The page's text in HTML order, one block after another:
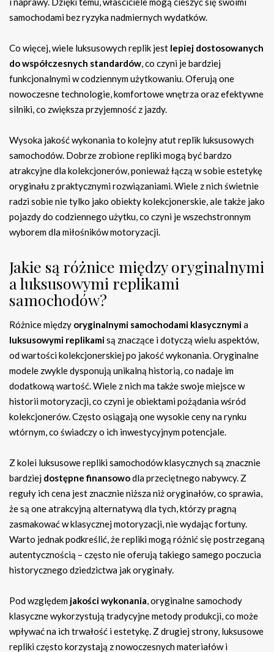
samochodami bez ryzyka nadmiernych wydatków.
Co więcej, wiele luksusowych replik jest lepiej dostosowanych
do współczesnych standardów, co czyni je bardziej
funkcjonalnymi w codziennym użytkowaniu. Oferują one
nowoczesne technologie, komfortowe wnętrza oraz efektywne
silniki, co zwiększa przyjemność z jazdy.
Wysoka jakość wykonania to kolejny atut replik luksusowych
samochodów. Dobrze zrobione repliki mogą być bardzo
atrakcyjne dla kolekcjonerów, ponieważ łączą w sobie estetykę
oryginału z praktycznymi rozwiązaniami. Wiele z nich świetnie
radzi sobie nie tylko jako obiekty kolekcjonerskie, ale także jako
pojazdy do codziennego użytku, co czyni je wszechstronnym
wyborem dla miłośników motoryzacji.
Jakie są różnice między oryginalnymi
a luksusowymi replikami
samochodów?
Różnice między oryginalnymi samochodami klasycznymia
luksusowymi replikamisą znaczące i dotyczą wielu aspektów,
od wartości kolekcjonerskiej po jakość wykonania. Oryginalne
modele zwykle dysponują unikalną historią, co nadaje im
dodatkową wartość. Wiele z nich ma także swoje miejsce w
historii motoryzacji, co czyni je obiektami pożądania wśród
kolekcjonerów. Często osiągają one wysokie ceny na rynku
wtórnym, co świadczy o ich inwestycyjnym potencjale.
Z kolei luksusowe repliki samochodów klasycznych są znacznie
bardziej dostępne finansowodla przeciętnego nabywcy. Z
reguły ich cena jest znacznie niższa niż oryginałów, co sprawia,
że są one atrakcyjną alternatywą dla tych, którzy pragną
zasmakować w klasycznej motoryzacji, nie wydając fortuny.
Warto jednak podkreślić, że repliki mogą różnić się postrzeganą
autentycznością – często nie oferują takiego samego poczucia
historycznego dziedzictwa jak oryginały.
Pod względem jakości wykonania, oryginalne samochody
klasyczne wykorzystują tradycyjne metody produkcji, co może
wpływać na ich trwałość i estetykę. Z drugiej strony, luksusowe
repliki często korzystają z nowoczesnych materiałów i